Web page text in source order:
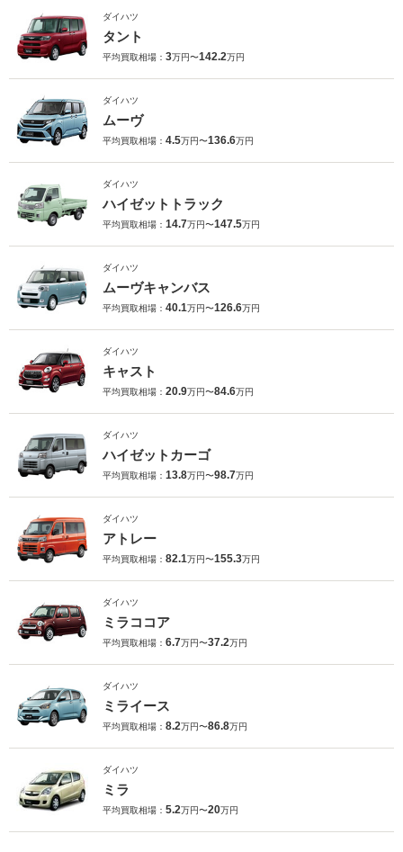
ダイハツ
タント
平均買取相場： 3万円〜142.2万円
ダイハツ
ムーヴ
平均買取相場： 4.5万円〜136.6万円
ダイハツ
ハイゼットトラック
平均買取相場： 14.7万円〜147.5万円
ダイハツ
ムーヴキャンバス
平均買取相場： 40.1万円〜126.6万円
ダイハツ
キャスト
平均買取相場： 20.9万円〜84.6万円
ダイハツ
ハイゼットカーゴ
平均買取相場： 13.8万円〜98.7万円
ダイハツ
アトレー
平均買取相場： 82.1万円〜155.3万円
ダイハツ
ミラココア
平均買取相場： 6.7万円〜37.2万円
ダイハツ
ミライース
平均買取相場： 8.2万円〜86.8万円
ダイハツ
ミラ
平均買取相場： 5.2万円〜20万円